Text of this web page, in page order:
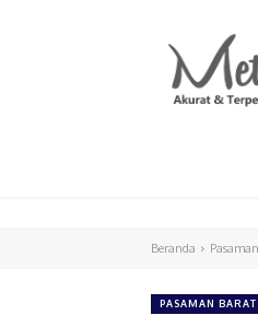
Beranda
PASAMAN BARAT